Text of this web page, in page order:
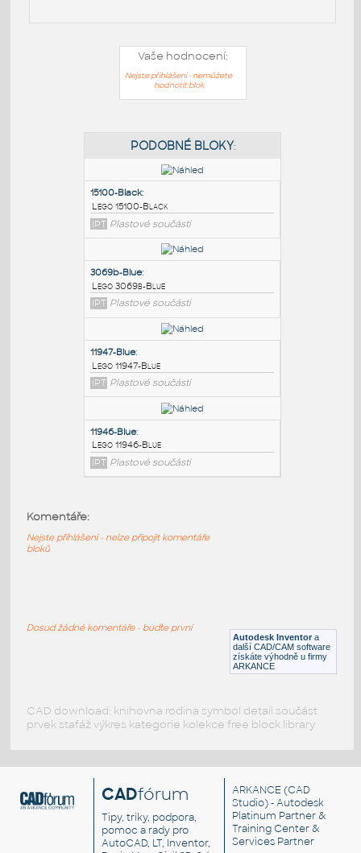
Vaše hodnocení:
Nejste přihlášeni - nemůžete
hodnotit blok
15100-Black:
Lego 15100-Black
IPT Plastové součásti
3069b-Blue:
Lego 3069b-Blue
IPT Plastové součásti
Lego 11947-Blue
Lego 11946-Blue
Autodesk Inventor a
další CAD/CAM software
získáte výhodně u firmy
ARKANCE
Komentáře:
Nejste přihlášeni - nelze připojit komentáře
bloků
Dosud žádné komentáře - buďte první
CAD download: knihovna rodina symbol detail součást
prvek stafáž výkres kategorie kolekce free block library
CADfórum
Tipy, triky, podpora,
pomoc a rady pro
AutoCAD, LT, Inventor,
ARKANCE (CAD
Studio) - Autodesk
Platinum Partner &
Training Center &
Services Partner